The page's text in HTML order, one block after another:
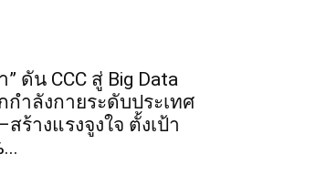
ดัน CCC สู่ Big Data
ำลังกายระดับประเทศ
ร้างแรงจูงใจ ตั้งเป้า